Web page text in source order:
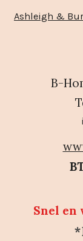
Ashleigh &
B-
Snel en